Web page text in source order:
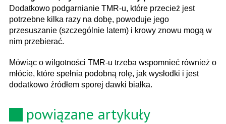
Dodatkowo podgarnianie TMR-u, które przecież jest
potrzebne kilka razy na dobę, powoduje jego
przesuszanie (szczególnie latem) i krowy znowu mogą w
nim przebierać.
Mówiąc o wilgotności TMR-u trzeba wspomnieć również o
młócie, które spełnia podobną rolę, jak wysłodki i jest
dodatkowo źródłem sporej dawki białka.
powiązane artykuły